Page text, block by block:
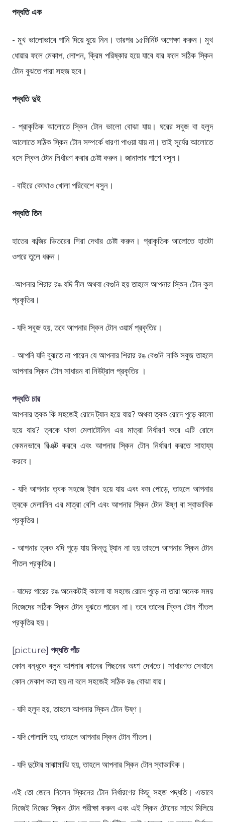
পদ্ধতি এক
- মুখ ভালোভাবে পানি দিয়ে ধুয়ে নিন। তারপর ১৫মিনিট অপেক্ষা করুন। মুখ
ধোয়ার ফলে মেকাপ, লোশন, ক্রিম পরিষ্কার হয়ে যাবে যার ফলে সঠিক স্কিন
টোন বুঝতে পারা সহজ হবে।
পদ্ধতি দুই
- প্রাকৃতিক আলোতে স্কিন টোন ভালো বোঝা যায়। ঘরের সবুজ বা হলুদ
আলোতে সঠিক স্কিন টোন সম্পর্কে ধারণা পাওয়া যায় না। তাই সূর্যের আলোতে
বসে স্কিন টোন নির্ধারণ করার চেষ্টা করুন। জানালার পাশে বসুন।
- বাইরে কোথাও খোলা পরিবেশে বসুন।
পদ্ধতি তিন
হাতের কব্জির ভিতরের শিরা দেখার চেষ্টা করুন। প্রাকৃতিক আলোতে হাতটা
ওপরে তুলে ধরুন।
-আপনার শিরার রঙ যদি নীল অথবা বেগুনি হয় তাহলে আপনার স্কিন টোন কুল
প্রকৃতির।
- যদি সবুজ হয়, তবে আপনার স্কিন টোন ওয়ার্ম প্রকৃতির।
- আপনি যদি বুঝতে না পারেন যে আপনার শিরার রঙ বেগুনি নাকি সবুজ তাহলে
আপনার স্কিন টোন সাধারন বা নিউট্রাল প্রকৃতির ।
পদ্ধতি চার
আপনার ত্বক কি সহজেই রোদে ট্যান হয়ে যায়? অথবা ত্বক রোদে পুড়ে কালো
হয়ে যায়? ত্বকে থাকা মেলাটোনিন এর মাত্রা নির্ধারণ করে এটি রোদে
কেমনভাবে রিএক্ট করবে এবং আপনার স্কিন টোন নির্ধারণ করতে সাহায্য
করবে।
- যদি আপনার ত্বক সহজে ট্যান হয়ে যায় এবং কম পোড়ে, তাহলে আপনার
ত্বকে মেলানিন এর মাত্রা বেশি এবং আপনার স্কিন টোন উষ্ণ বা স্বাভাবিক
প্রকৃতির।
- আপনার ত্বক যদি পুড়ে যায় কিন্তু ট্যান না হয় তাহলে আপনার স্কিন টোন
শীতল প্রকৃতির।
- যাদের গায়ের রঙ অনেকটাই কালো যা সহজে রোদে পুড়ে না তারা অনেক সময়
নিজেদের সঠিক স্কিন টোন বুঝতে পারেন না। তবে তাদের স্কিন টোন শীতল
প্রকৃতির হয়।
[picture] পদ্ধতি পাঁচ
কোন বন্ধূকে বলুন আপনার কানের পিছনের অংশ দেখতে। সাধারণত সেখানে
কোন মেকাপ করা হয় না বলে সহজেই সঠিক রঙ বোঝা যায়।
- যদি হলুদ হয়, তাহলে আপনার স্কিন টোন উষ্ণ।
- যদি গোলাপি হয়, তাহলে আপনার স্কিন টোন শীতল।
- যদি দুটোর মাঝামাঝি হয়, তাহলে আপনার স্কিন টোন স্বাভাবিক।
এই তো জেনে নিলেন স্কিনের টোন নির্ধারণের কিছু সহজ পদ্ধতি। এভাবে
নিজেই নিজের স্কিন টোন পরীক্ষা করুন এবং এই স্কিন টোনের সাথে মিলিয়ে